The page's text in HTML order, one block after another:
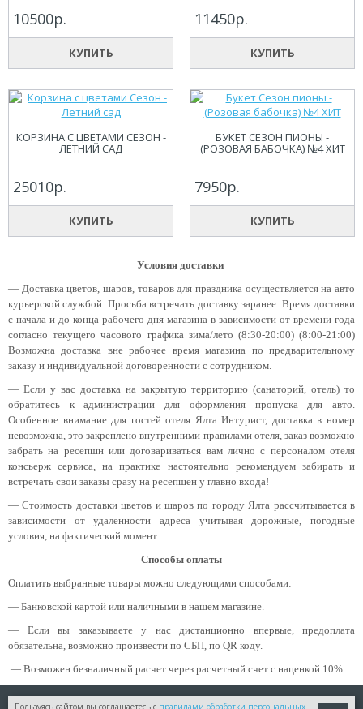
10500р.
КУПИТЬ
11450р.
КУПИТЬ
КОРЗИНА С ЦВЕТАМИ СЕЗОН -
ЛЕТНИЙ САД
25010р.
КУПИТЬ
БУКЕТ СЕЗОН ПИОНЫ -
(РОЗОВАЯ БАБОЧКА) №4 ХИТ
7950р.
КУПИТЬ
Условия доставки
— Доставка цветов, шаров, товаров для праздника осуществляется на авто
курьерской службой. Просьба встречать доставку заранее. Время доставки
с начала и до конца рабочего дня магазина в зависимости от времени года
согласно текущего часового графика зима/лето (8:30-20:00) (8:00-21:00)
Возможна доставка вне рабочее время магазина по предварительному
заказу и индивидуальной договоренности с сотрудником.
— Если у вас доставка на закрытую территорию (санаторий, отель) то
обратитесь к администрации для оформления пропуска для авто.
Особенное внимание для гостей отеля Ялта Интурист, доставка в номер
невозможна, это закреплено внутренними правилами отеля, заказ возможно
забрать на ресепшн или договариваться вам лично с персоналом отеля
консьерж сервиса, на практике настоятельно рекомендуем забирать и
встречать свои заказы сразу на ресепшен у главно входа!
— Стоимость доставки цветов и шаров по городу Ялта рассчитывается в
зависимости от удаленности адреса учитывая дорожные, погодные
условия, на фактический момент.
Способы оплаты
Оплатить выбранные товары можно следующими способами:
​— Банковской картой или наличными в нашем магазине.
— Если вы заказываете у нас дистанционно впервые, предоплата
обязательна, возможно произвести по СБП, по QR коду.
— Возможен безналичный расчет через расчетный счет с наценкой 10%
Пользуясь сайтом вы соглашаетесь с правилами обработки персональных